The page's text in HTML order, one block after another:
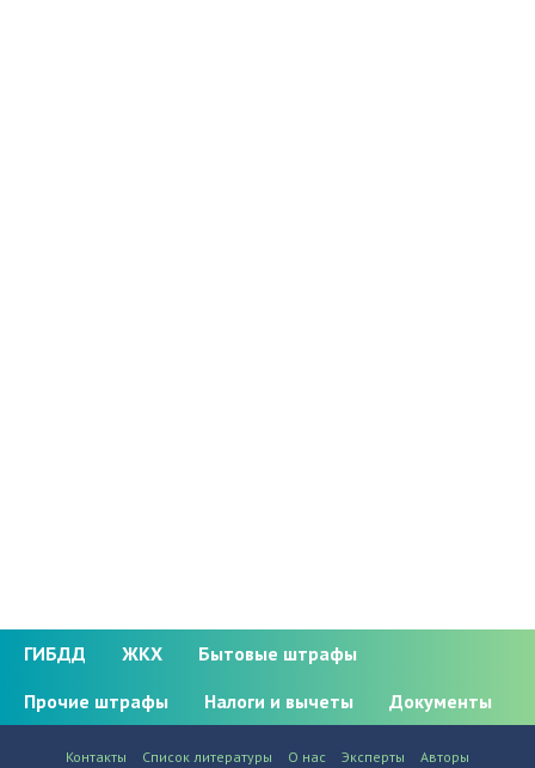
ГИБДД ЖКХ
Бытовые штрафы
Прочие штрафы
Налоги и вычеты Документы
Контакты Список литературы О нас Эксперты Авторы